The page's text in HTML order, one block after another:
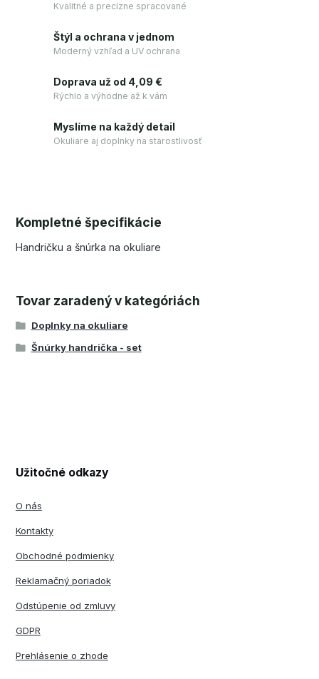
Kvalitné a precízne spracované
Štýl a ochrana v jednom
Moderný vzhľad a UV ochrana
Doprava už od 4,09 €
Rýchlo a výhodne až k vám
Myslíme na každý detail
Okuliare aj doplnky na starostlivosť
Kompletné špecifikácie
Handričku a šnúrka na okuliare
Tovar zaradený v kategóriách
Doplnky na okuliare
Šnúrky handrička - set
Užitočné odkazy
O nás
Kontakty
Obchodné podmienky
Reklamačný poriadok
Odstúpenie od zmluvy
GDPR
Prehlásenie o zhode